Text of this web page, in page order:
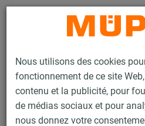
Nous utilisons des cookies
fonctionnement de ce site
contenu et la publicité, pour
de médias sociaux et pour
nous donnez votre